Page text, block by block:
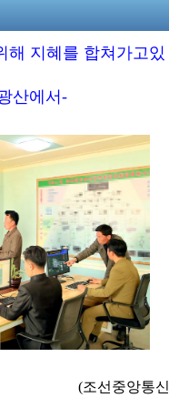
해 지혜를 합쳐가고있
산에서-
(조선중앙통